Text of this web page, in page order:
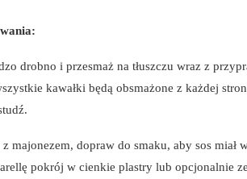
drobno i przesmaż na tłuszczu wraz z
kawałki będą obsmażone z każdej
majonezem, dopraw do smaku, aby sos miał
pokrój w cienkie plastry lub opcjonalnie